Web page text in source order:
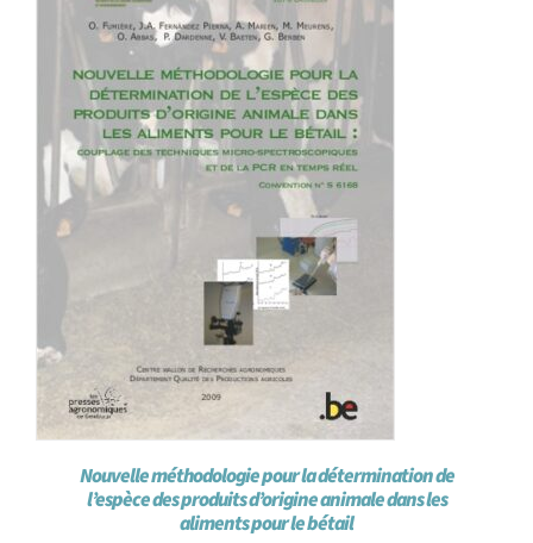
Nouvelle méthodologie pour la détermination de
l’espèce des produits d’origine animale dans les
aliments pour le bétail